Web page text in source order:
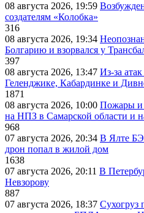
08 августа 2026, 19:59
создателям «Колобка»
316
08 августа 2026, 19:34
Болгарию и взорвался у
397
08 августа 2026, 13:47 Из-за
Геленджике, Кабардинке и
1871
08 августа 2026, 10:00 Пожары и
на НПЗ в Самарской области и
968
07 августа 2026, 20:34 В Ялте
дрон попал в жилой дом
1638
07 августа 2026, 20:11 В
Невзорову
887
07 августа 2026, 18:37 Сухогруз